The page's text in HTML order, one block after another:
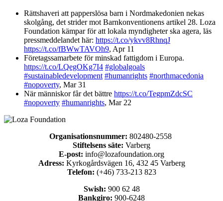
Rättshaveri att papperslösa barn i Nordmakedonien nekas
skolgång, det strider mot Barnkonventionens artikel 28. Loza
Foundation kämpar för att lokala myndigheter ska agera, läs
pressmeddelandet här: https://t.co/ykvv8RhnqJ
https://t.co/fBWwTAVOh9, Apr 11
Företagssamarbete för minskad fattigdom i Europa.
https://t.co/LQegOKg7I4 #globalgoals
#sustainabledevelopment #humanrights #northmacedonia
#nopoverty, Mar 31
När människor får det bättre https://t.co/TegpmZdcSC
#nopoverty #humanrights, Mar 22
Organisationsnummer: 802480-2558
Stiftelsens säte: Varberg
E-post: info@lozafoundation.org
Adress: Kyrkogårdsvägen 16, 432 45 Varberg
Telefon: (+46) 733-213 823
Swish: 900 62 48
Bankgiro: 900-6248